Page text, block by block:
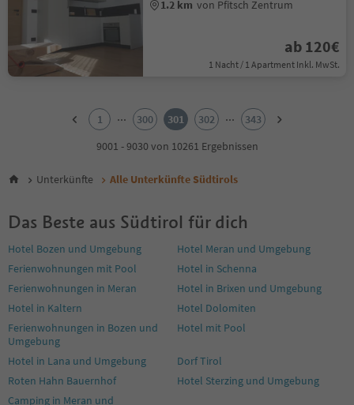
1.2 km von Pfitsch Zentrum
ab 120€
1 Nacht / 1 Apartment Inkl. MwSt.
6
9
11
12
13
14
16
17
18
19
20
1 ... 300 301 302 ...
343
9001 - 9030 von 10261 Ergebnissen
Unterkünfte Alle Unterkünfte Südtirols
Das Beste aus Südtirol für dich
Hotel Bozen und Umgebung
Hotel Meran und Umgebung
Ferienwohnungen mit Pool
Hotel in Schenna
Ferienwohnungen in Meran
Hotel in Brixen und Umgebung
Hotel in Kaltern
Hotel Dolomiten
Ferienwohnungen in Bozen und
Umgebung
Hotel mit Pool
Hotel in Lana und Umgebung
Dorf Tirol
Roten Hahn Bauernhof
Hotel Sterzing und Umgebung
Camping in Meran und